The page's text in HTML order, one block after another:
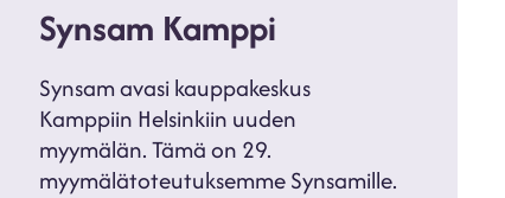
Synsam Kamppi
Synsam avasi kauppakeskus
Kamppiin Helsinkiin uuden
myymälän. Tämä on 29.
myymälätoteutuksemme Synsamille.